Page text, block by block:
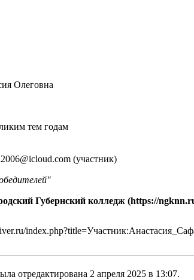
Олеговна
тем годам
(участник)
Губернский колледж
отредактирована 2 апреля 2025 в 13:07.